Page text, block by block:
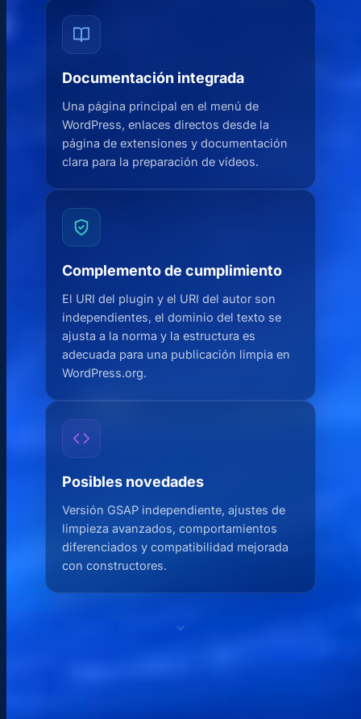
Documentación integrada
Una página principal en el menú de
WordPress, enlaces directos desde la
página de extensiones y documentación
clara para la preparación de vídeos.
Complemento de cumplimiento
El URI del plugin y el URI del autor son
independientes, el dominio del texto se
ajusta a la norma y la estructura es
adecuada para una publicación limpia en
WordPress.org.
Posibles novedades
Versión GSAP independiente, ajustes de
limpieza avanzados, comportamientos
diferenciados y compatibilidad mejorada
con constructores.